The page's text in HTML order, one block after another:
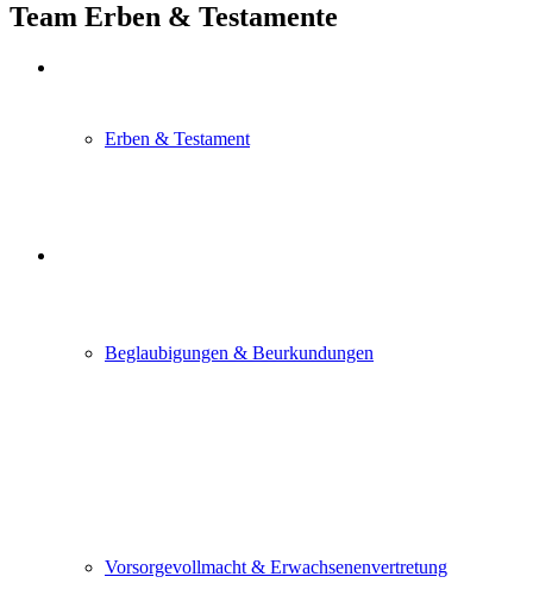
Erben & Testament
Beglaubigungen & Beurkundungen
Vorsorgevollmacht & Erwachsenenvertretung
Team Erben & Testamente